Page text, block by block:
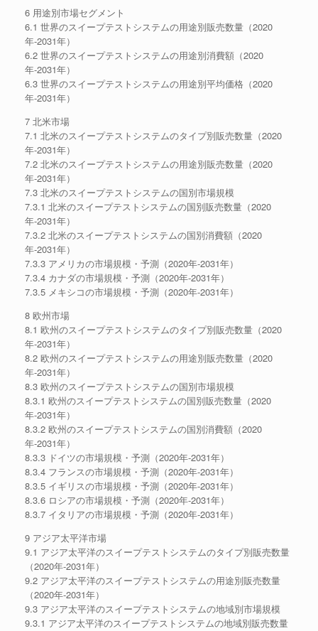
6 用途別市場セグメント
6.1 世界のスイープテストシステムの用途別販売数量（2020
年-2031年）
6.2 世界のスイープテストシステムの用途別消費額（2020
年-2031年）
6.3 世界のスイープテストシステムの用途別平均価格（2020
年-2031年）
7 北米市場
7.1 北米のスイープテストシステムのタイプ別販売数量（2020
年-2031年）
7.2 北米のスイープテストシステムの用途別販売数量（2020
年-2031年）
7.3 北米のスイープテストシステムの国別市場規模
7.3.1 北米のスイープテストシステムの国別販売数量（2020
年-2031年）
7.3.2 北米のスイープテストシステムの国別消費額（2020
年-2031年）
7.3.3 アメリカの市場規模・予測（2020年-2031年）
7.3.4 カナダの市場規模・予測（2020年-2031年）
7.3.5 メキシコの市場規模・予測（2020年-2031年）
8 欧州市場
8.1 欧州のスイープテストシステムのタイプ別販売数量（2020
年-2031年）
8.2 欧州のスイープテストシステムの用途別販売数量（2020
年-2031年）
8.3 欧州のスイープテストシステムの国別市場規模
8.3.1 欧州のスイープテストシステムの国別販売数量（2020
年-2031年）
8.3.2 欧州のスイープテストシステムの国別消費額（2020
年-2031年）
8.3.3 ドイツの市場規模・予測（2020年-2031年）
8.3.4 フランスの市場規模・予測（2020年-2031年）
8.3.5 イギリスの市場規模・予測（2020年-2031年）
8.3.6 ロシアの市場規模・予測（2020年-2031年）
8.3.7 イタリアの市場規模・予測（2020年-2031年）
9 アジア太平洋市場
9.1 アジア太平洋のスイープテストシステムのタイプ別販売数量
（2020年-2031年）
9.2 アジア太平洋のスイープテストシステムの用途別販売数量
（2020年-2031年）
9.3 アジア太平洋のスイープテストシステムの地域別市場規模
9.3.1 アジア太平洋のスイープテストシステムの地域別販売数量